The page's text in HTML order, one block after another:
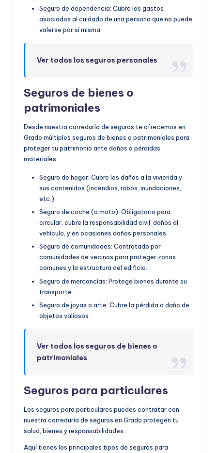
Seguro de dependencia: Cubre los gastos
asociados al cuidado de una persona que no puede
valerse por sí misma.
Ver todos los seguros personales
Seguros de bienes o
patrimoniales
Desde nuestra correduría de seguros te ofrecemos en
Grado múltiples seguros de bienes o patrimoniales para
proteger tu patrimonio ante daños o pérdidas
materiales.
Seguro de hogar: Cubre los daños a la vivienda y
sus contenidos (incendios, robos, inundaciones,
etc.).
Seguro de coche (o moto): Obligatorio para
circular, cubre la responsabilidad civil, daños al
vehículo, y en ocasiones daños personales.
Seguro de comunidades: Contratado por
comunidades de vecinos para proteger zonas
comunes y la estructura del edificio.
Seguro de mercancías: Protege bienes durante su
transporte.
Seguro de joyas o arte: Cubre la pérdida o daño de
objetos valiosos.
Ver todos los seguros de bienes o
patrimoniales
Seguros para particulares
Los seguros para particulares puedes contratar con
nuestra correduría de seguros en Grado protegen tu
salud, bienes y responsabilidades.
Aquí tienes los principales tipos de seguros para